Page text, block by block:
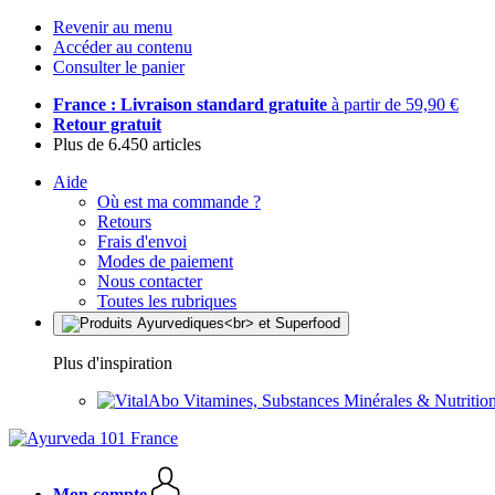
Revenir au menu
Accéder au contenu
Consulter le panier
France : Livraison standard gratuite à partir de 59,90 €
Retour gratuit
Plus de 6.450 articles
Aide
Où est ma commande ?
Retours
Frais d'envoi
Modes de paiement
Nous contacter
Toutes les rubriques
Plus d'inspiration
Vitamines, Substances Minérales &